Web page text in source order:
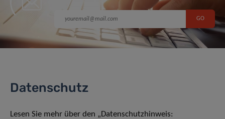
Datenschutz
Lesen Sie mehr über den „Datenschutzhinweis: